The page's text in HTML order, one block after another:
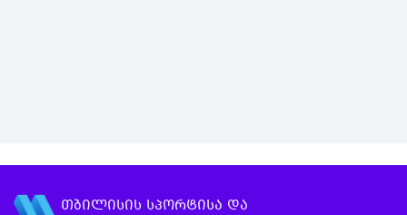
თბილისის სპორტისა და